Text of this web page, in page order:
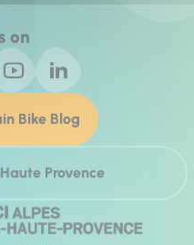
on
Bike Blog
Provence